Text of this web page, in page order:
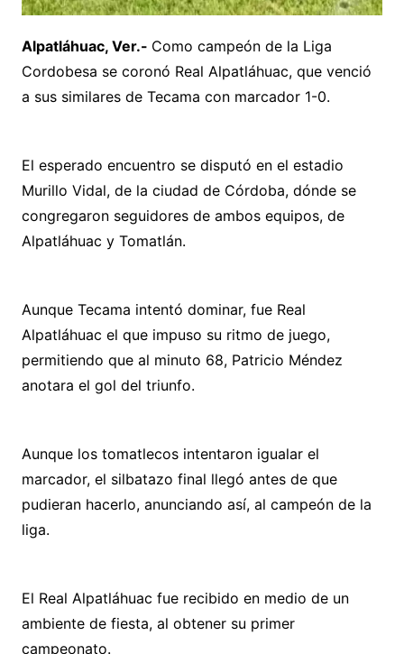
Alpatláhuac, Ver.- Como campeón de la Liga
Cordobesa se coronó Real Alpatláhuac, que venció
a sus similares de Tecama con marcador 1-0.
El esperado encuentro se disputó en el estadio
Murillo Vidal, de la ciudad de Córdoba, dónde se
congregaron seguidores de ambos equipos, de
Alpatláhuac y Tomatlán.
Aunque Tecama intentó dominar, fue Real
Alpatláhuac el que impuso su ritmo de juego,
permitiendo que al minuto 68, Patricio Méndez
anotara el gol del triunfo.
Aunque los tomatlecos intentaron igualar el
marcador, el silbatazo final llegó antes de que
pudieran hacerlo, anunciando así, al campeón de la
liga.
El Real Alpatláhuac fue recibido en medio de un
ambiente de fiesta, al obtener su primer
campeonato.